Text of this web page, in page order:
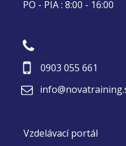
PO - PIA : 8:00 - 16:00
0903 055 661
Vzdelávací portál